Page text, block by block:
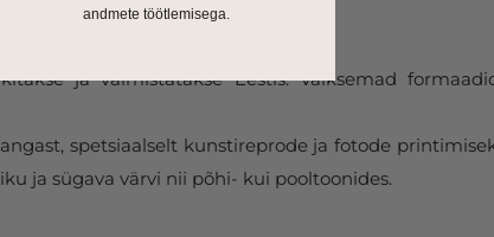
ja valmistatakse Eestis. Väiksemad
spetsiaalselt kunstireprode ja fotode
ja sügava värvi nii põhi- kui pooltoonides.
andmete töötlemisega.